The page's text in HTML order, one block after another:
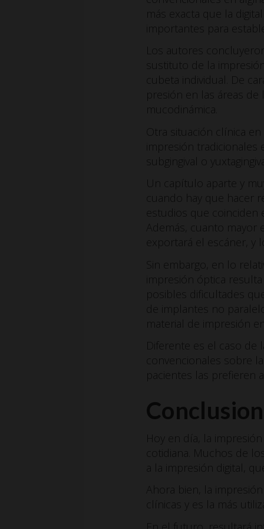
más exacta que la
importantes para
Los autores
sustituto de la
cubeta individual. De
presión en las áreas
mucodinámica.
Otra situación clínica
impresión
subgingival o
Un capítulo aparte y
cuando hay que hacer
estudios que
Además, cuanto mayor
exportará el escáner,
Sin embargo, en lo
impresión óptica
posibles dificultades
de implantes no
material de impresión
Diferente es el caso de
convencionales sobre
pacientes las prefieren
Hoy en día, la
cotidiana. Muchos de
a la impresión digital,
Ahora bien, la
clínicas y es la más